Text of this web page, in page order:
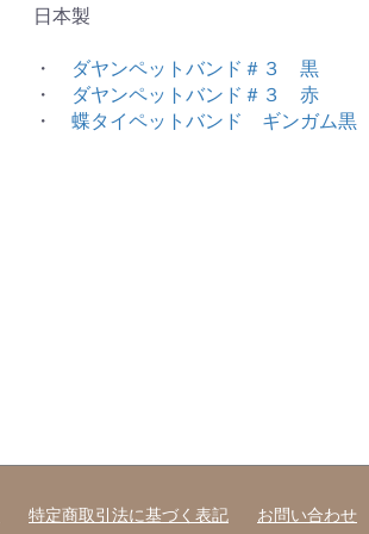
日本製
・
ダヤンペットバンド＃３ 黒
・
ダヤンペットバンド＃３ 赤
・ 蝶タイペットバンド ギンガム黒
特定商取引法に基づく表記 お問い合わせ